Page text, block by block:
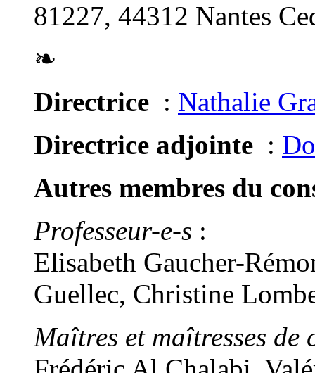
81227, 44312 Nantes
❧
Directrice : Nathalie
Directrice adjointe :
Autres membres du
Professeur-e-s :
Elisabeth Gaucher-
Guellec, Christine
Maîtres et maîtresses de